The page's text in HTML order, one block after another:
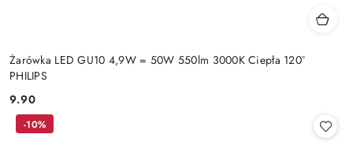
Żarówka LED GU10 4,9W = 50W 550lm 3000K Ciepła 120°
PHILIPS
Cena:
9.90
-10%